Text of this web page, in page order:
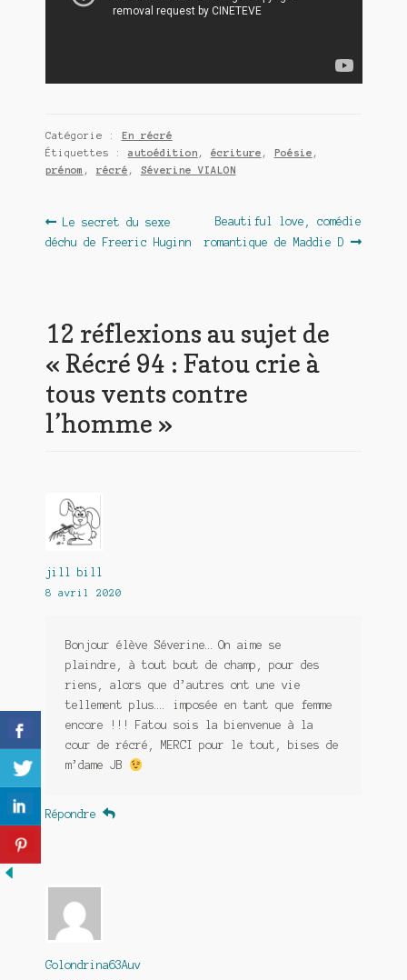
Catégorie : En récré
Étiquettes : autoédition , écriture , Poésie ,
prénom , récré , Séverine VIALON
Navigation
de
Article
précédent :
Le secret du sexe
déchu de Freeric Huginn
Article
suivant :
Beautiful love, comédie
romantique de Maddie D
12 réflexions au sujet de
« Récré 94 : Fatou crie à
tous vents contre
l’homme »
jill bill
8 avril 2020
Bonjour élève Séverine… On aime se
plaindre, à tout bout de champ, pour des
riens, alors que d’autres ont une vie
tellement plus…. imposée en tant que femme
encore !!! Fatou sois la bienvenue à la
cour de récré, MERCI pour le tout, bises de
m’dame JB
Répondre
Golondrina63Auv